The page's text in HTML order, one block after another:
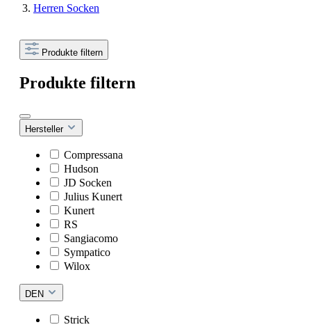
Herren Socken
Produkte filtern
Produkte filtern
Hersteller
Compressana
Hudson
JD Socken
Julius Kunert
Kunert
RS
Sangiacomo
Sympatico
Wilox
DEN
Strick